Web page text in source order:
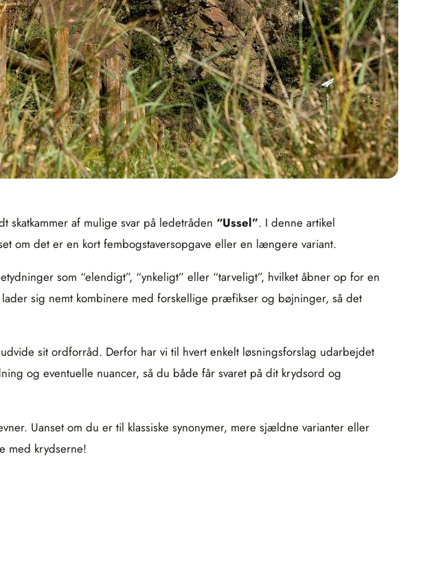
skatkammer af mulige svar på ledetråden “Ussel”. I denne artikel
om det er en kort fembogstaversopgave eller en længere variant.
som “elendigt”, “ynkeligt” eller “tarveligt”, hvilket åbner op for en
sig nemt kombinere med forskellige præfikser og bøjninger, så det
sit ordforråd. Derfor har vi til hvert enkelt løsningsforslag udarbejdet
og eventuelle nuancer, så du både får svaret på dit krydsord og
Uanset om du er til klassiske synonymer, mere sjældne varianter eller
med krydserne!